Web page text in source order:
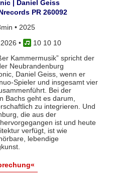
| Daniel Geiss
PR 260092
• 2025
•
10 10 10
Kammermusik” spricht der
Neubrandenburg
Daniel Geiss, wenn er
Spieler und insgesamt vier
Bei der
Bachs geht es darum,
zu integrieren. Und
die aus der
ist und heute
verfügt, ist wie
lebendige